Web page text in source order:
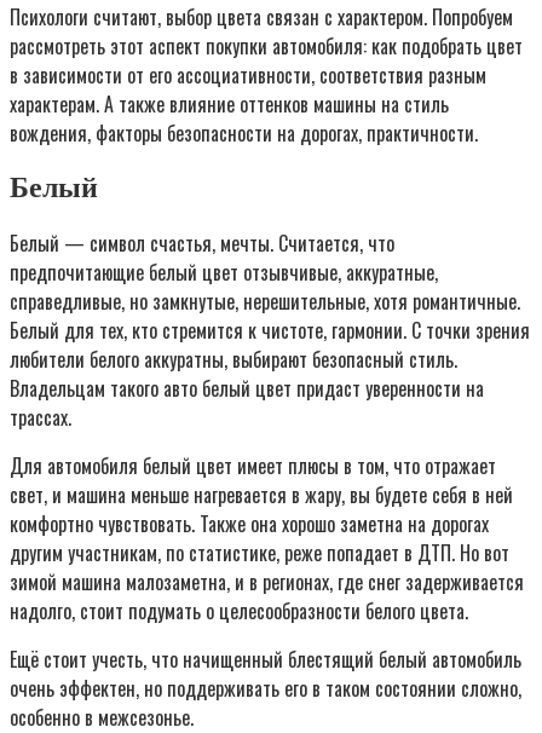
Психологи считают, выбор цвета связан с характером. Попробуем
рассмотреть этот аспект покупки автомобиля: как подобрать цвет
в зависимости от его ассоциативности, соответствия разным
характерам. А также влияние оттенков машины на стиль
вождения, факторы безопасности на дорогах, практичности.
Белый
Белый — символ счастья, мечты. Считается, что
предпочитающие белый цвет отзывчивые, аккуратные,
справедливые, но замкнутые, нерешительные, хотя романтичные.
Белый для тех, кто стремится к чистоте, гармонии. С точки зрения
любители белого аккуратны, выбирают безопасный стиль.
Владельцам такого авто белый цвет придаст уверенности на
трассах.
Для автомобиля белый цвет имеет плюсы в том, что отражает
свет, и машина меньше нагревается в жару, вы будете себя в ней
комфортно чувствовать. Также она хорошо заметна на дорогах
другим участникам, по статистике, реже попадает в ДТП. Но вот
зимой машина малозаметна, и в регионах, где снег задерживается
надолго, стоит подумать о целесообразности белого цвета.
Ещё стоит учесть, что начищенный блестящий белый автомобиль
очень эффектен, но поддерживать его в таком состоянии сложно,
особенно в межсезонье.